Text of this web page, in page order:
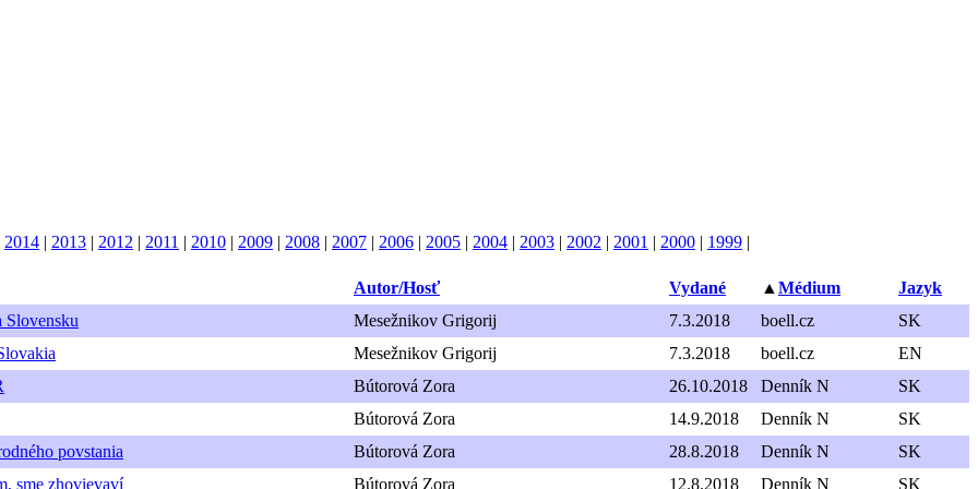
2014 | 2013 | 2012 | 2011 | 2010 | 2009 | 2008 | 2007 | 2006 | 2005 | 2004 | 2003 | 2002 | 2001 | 2000 | 1999 |
Autor/Hosť Vydané ▲ Médium
Jazyk
Slovensku
Mesežnikov Grigorij 7.3.2018 boell.cz
SK
Mesežnikov Grigorij 7.3.2018 boell.cz
EN
Bútorová Zora 26.10.2018 Denník N
SK
Bútorová Zora
14.9.2018 Denník N
SK
povstania
Bútorová Zora 28.8.2018 Denník N
SK
sme zhovievaví
Bútorová Zora 12.8.2018 Denník N SK